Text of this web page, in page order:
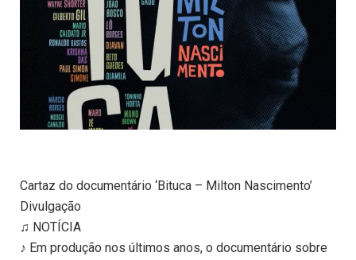
Cartaz do documentário ‘Bituca – Milton Nascimento’
Divulgação
♫ NOTÍCIA
♪ Em produção nos últimos anos, o documentário sobre